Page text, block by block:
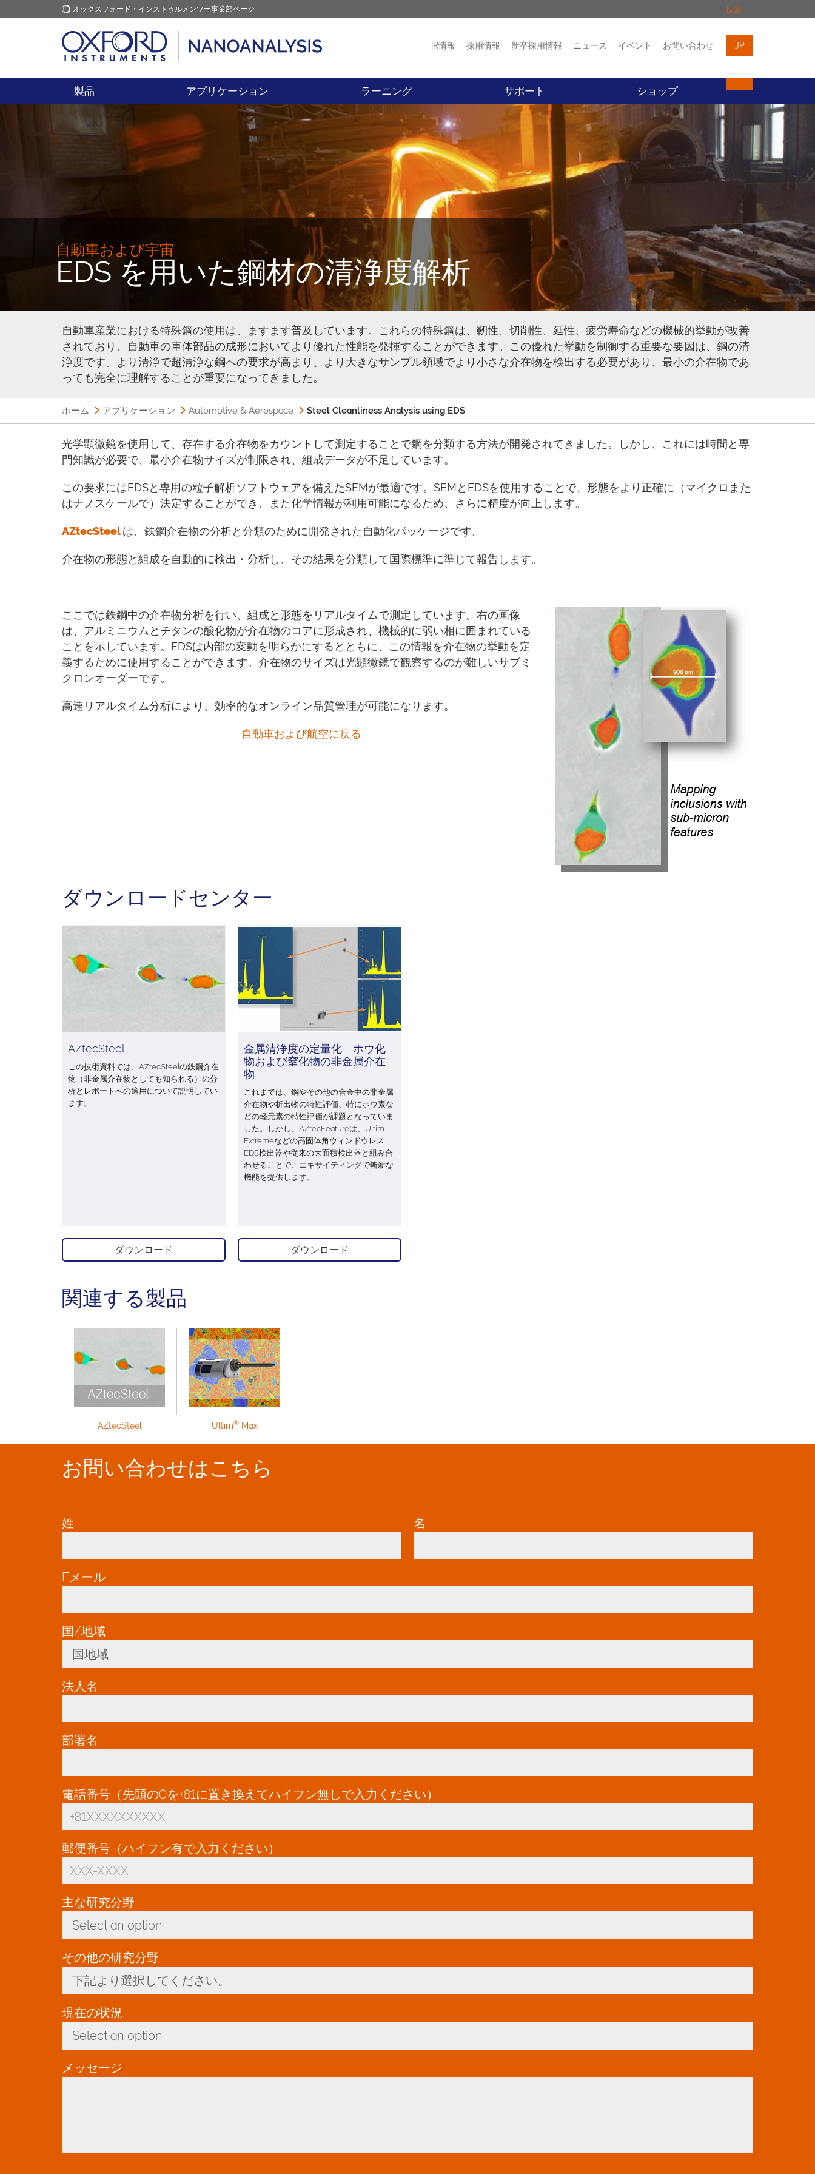
オックスフォード・インストゥルメンツー事業部ページ 拡張
オックスフォード・インス
トゥルメンツ
アプリケーション ニュース イベント お問い合わせ
IR情報 採用情報 新卒採用情報 ニュース イベント お問い合わせ JP
製品 アプリケーション ラーニング サポート ショップ
自動車および宇宙
EDS を用いた鋼材の清浄度解析
自動車産業における特殊鋼の使用は、ますます普及しています。これらの特殊鋼は、靭性、切削性、延性、疲労寿命などの機械的挙動が改善
されており、自動車の車体部品の成形においてより優れた性能を発揮することができます。この優れた挙動を制御する重要な要因は、鋼の清
浄度です。より清浄で超清浄な鋼への要求が高まり、より大きなサンプル領域でより小さな介在物を検出する必要があり、最小の介在物であ
っても完全に理解することが重要になってきました。
ホーム アプリケーション Automotive & Aerospace Steel Cleanliness Analysis using EDS
光学顕微鏡を使用して、存在する介在物をカウントして測定することで鋼を分類する方法が開発されてきました。しかし、これには時間と専
門知識が必要で、最小介在物サイズが制限され、組成データが不足しています。
この要求にはEDSと専用の粒子解析ソフトウェアを備えたSEMが最適です。SEMとEDSを使用することで、形態をより正確に（マイクロまた
はナノスケールで）決定することができ、また化学情報が利用可能になるため、さらに精度が向上します。
AZtecSteel は、鉄鋼介在物の分析と分類のために開発された自動化パッケージです。
介在物の形態と組成を自動的に検出・分析し、その結果を分類して国際標準に準じて報告します。
ここでは鉄鋼中の介在物分析を行い、組成と形態をリアルタイムで測定しています。右の画像
は、アルミニウムとチタンの酸化物が介在物のコアに形成され、機械的に弱い相に囲まれている
ことを示しています。EDSは内部の変動を明らかにするとともに、この情報を介在物の挙動を定
義するために使用することができます。介在物のサイズは光顕微鏡で観察するのが難しいサブミ
クロンオーダーです。
高速リアルタイム分析により、効率的なオンライン品質管理が可能になります。
自動車および航空に戻る
ダウンロードセンター
AZtecSteel
この技術資料では、AZtecSteelの鉄鋼介在
物（非金属介在物としても知られる）の分
析とレポートへの適用について説明してい
ます。
ダウンロード
金属清浄度の定量化 - ホウ化
物および窒化物の非金属介在
物
これまでは、鋼やその他の合金中の非金属
介在物や析出物の特性評価、特にホウ素な
どの軽元素の特性評価が課題となっていま
した。しかし、AZtecFeatureは、Ultim
Extremeなどの高固体角ウィンドウレス
EDS検出器や従来の大面積検出器と組み合
わせることで、エキサイティングで斬新な
機能を提供します。
ダウンロード
関連する製品
AZtecSteel Ultim® Max
お問い合わせはこちら
姓 名
Eメール
国/地域
国地域
Toggle Dropdown
法人名
部署名
電話番号（先頭の0を+81に置き換えてハイフン無しで入力ください）
郵便番号（ハイフン有で入力ください）
主な研究分野
Select an option
Toggle Dropdown
その他の研究分野
下記より選択してください。
Toggle Dropdown
現在の状況
Select an option
Toggle Dropdown
メッセージ